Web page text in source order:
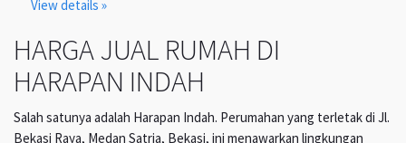
View details »
HARGA JUAL RUMAH DI
HARAPAN INDAH
Salah satunya adalah Harapan Indah. Perumahan yang terletak di Jl.
Bekasi Raya, Medan Satria, Bekasi, ini menawarkan lingkungan